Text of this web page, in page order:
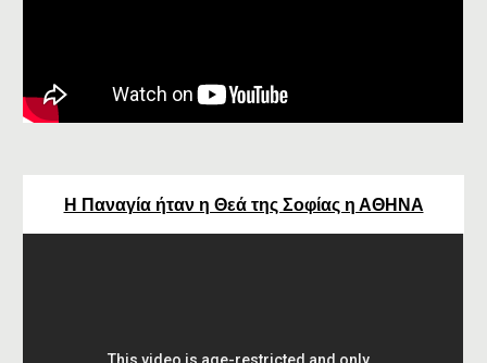
Η Παναγία ήταν η Θεά της Σοφίας η ΑΘΗΝΑ